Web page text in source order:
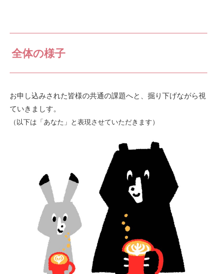
全体の様子
お申し込みされた皆様の共通の課題へと、掘り下げながら視
ていきましす。
（以下は「あなた」と表現させていただきます）